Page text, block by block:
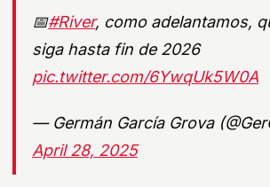
📅#River, como adelantamos,
siga hasta fin de 2026
pic.twitter.com/6YwqUk5W0A
— Germán García Grova
April 28, 2025